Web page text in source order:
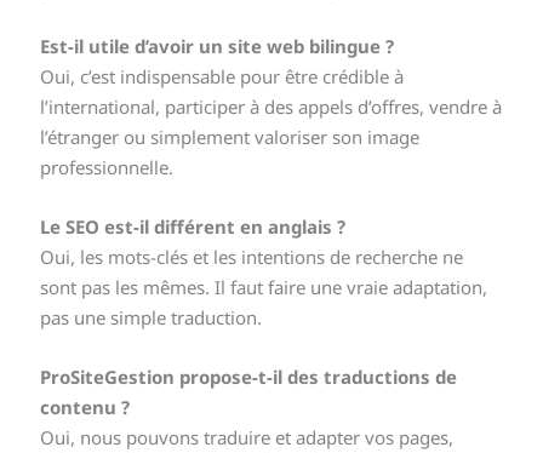
Est-il utile d’avoir un site web bilingue ?
Oui, c’est indispensable pour être crédible à
l’international, participer à des appels d’offres, vendre à
l’étranger ou simplement valoriser son image
professionnelle.
Le SEO est-il différent en anglais ?
Oui, les mots-clés et les intentions de recherche ne
sont pas les mêmes. Il faut faire une vraie adaptation,
pas une simple traduction.
ProSiteGestion propose-t-il des traductions de
contenu ?
Oui, nous pouvons traduire et adapter vos pages,